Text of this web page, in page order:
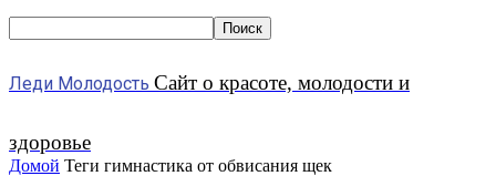
Леди Молодость Сайт о красоте, молодости и
здоровье
Домой Теги гимнастика от обвисания щек